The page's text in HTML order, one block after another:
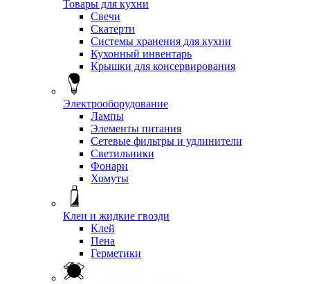
Товары для кухни
Свечи
Скатерти
Системы хранения для кухни
Кухонный инвентарь
Крышки для консервирования
Электрооборудование
Лампы
Элементы питания
Сетевые фильтры и удлинители
Светильники
Фонари
Хомуты
Клеи и жидкие гвозди
Клей
Пена
Герметики